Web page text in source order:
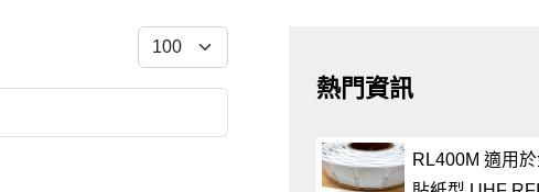
每頁顯示條數
熱門資訊
RL400M 適用